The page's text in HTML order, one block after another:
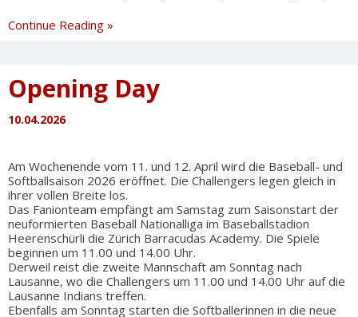
Continue Reading »
Opening Day
10.04.2026
Am Wochenende vom 11. und 12. April wird die Baseball- und
Softballsaison 2026 eröffnet. Die Challengers legen gleich in
ihrer vollen Breite los.
Das Fanionteam empfängt am Samstag zum Saisonstart der
neuformierten Baseball Nationalliga im Baseballstadion
Heerenschürli die Zürich Barracudas Academy. Die Spiele
beginnen um 11.00 und 14.00 Uhr.
Derweil reist die zweite Mannschaft am Sonntag nach
Lausanne, wo die Challengers um 11.00 und 14.00 Uhr auf die
Lausanne Indians treffen.
Ebenfalls am Sonntag starten die Softballerinnen in die neue